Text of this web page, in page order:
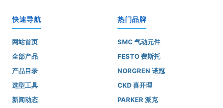
快速导航
网站首页
全部产品
产品目录
选型工具
新闻动态
热门品牌
SMC 气动元件
FESTO 费斯托
NORGREN 诺冠
CKD 喜开理
PARKER 派克